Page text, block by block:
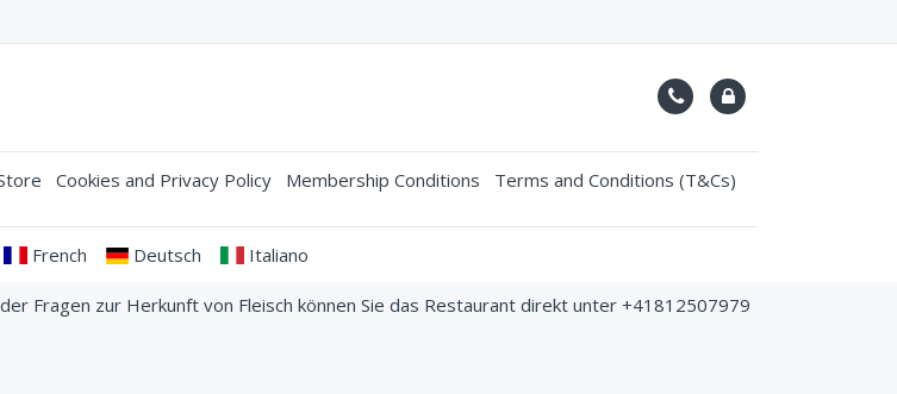
Cookies and Privacy Policy Membership Conditions Terms and Conditions (T&Cs)
French Deutsch Italiano
Fragen zur Herkunft von Fleisch können Sie das Restaurant direkt unter +41812507979